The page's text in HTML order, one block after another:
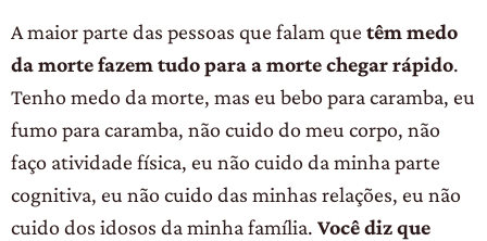
A maior parte das pessoas que falam que têm medo
da morte fazem tudo para a morte chegar rápido.
Tenho medo da morte, mas eu bebo para caramba, eu
fumo para caramba, não cuido do meu corpo, não
faço atividade física, eu não cuido da minha parte
cognitiva, eu não cuido das minhas relações, eu não
cuido dos idosos da minha família. Você diz que